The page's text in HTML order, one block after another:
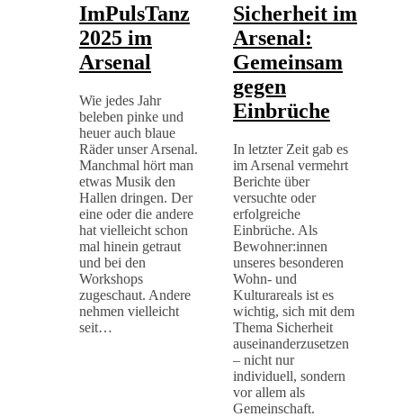
ImPulsTanz
2025 im
Arsenal
Wie jedes Jahr
beleben pinke und
heuer auch blaue
Räder unser Arsenal.
Manchmal hört man
etwas Musik den
Hallen dringen. Der
eine oder die andere
hat vielleicht schon
mal hinein getraut
und bei den
Workshops
zugeschaut. Andere
nehmen vielleicht
seit…
Sicherheit im
Arsenal:
Gemeinsam
gegen
Einbrüche
In letzter Zeit gab es
im Arsenal vermehrt
Berichte über
versuchte oder
erfolgreiche
Einbrüche. Als
Bewohner:innen
unseres besonderen
Wohn- und
Kulturareals ist es
wichtig, sich mit dem
Thema Sicherheit
auseinanderzusetzen
– nicht nur
individuell, sondern
vor allem als
Gemeinschaft.